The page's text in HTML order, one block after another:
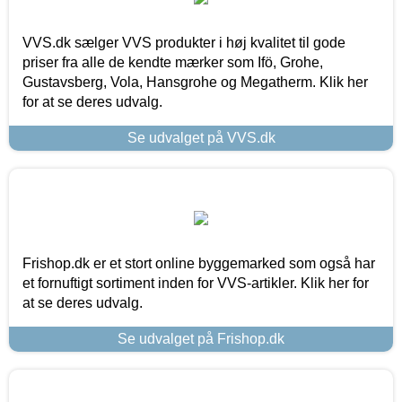
VVS.dk sælger VVS produkter i høj kvalitet til gode
priser fra alle de kendte mærker som Ifö, Grohe,
Gustavsberg, Vola, Hansgrohe og Megatherm. Klik her
for at se deres udvalg.
Se udvalget på VVS.dk
Frishop.dk er et stort online byggemarked som også har
et fornuftigt sortiment inden for VVS-artikler. Klik her for
at se deres udvalg.
Se udvalget på Frishop.dk